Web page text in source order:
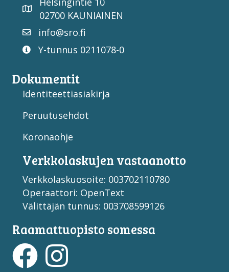
02700 KAUNIAINEN
info@sro.fi
Y-tunnus 0211078-0
Dokumentit
Identiteettiasiakirja
Peruutusehdot
Koronaohje
Verkko­laskujen vastaan­otto
Verkkolaskuosoite: 003702110780
Operaattori: OpenText
Välittäjän tunnus: 003708599126
Raamattuopisto somessa